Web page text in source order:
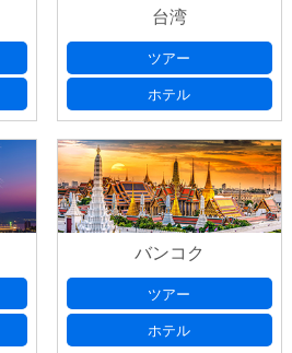
台湾
ツアー
ホテル
バンコク
ツアー
ホテル